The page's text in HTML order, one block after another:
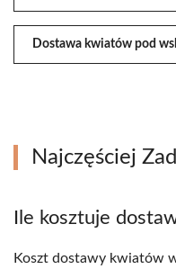
Dostawa kwiatów pod
Najczęściej
Ile kosztuje
Koszt dostawy kwiatów